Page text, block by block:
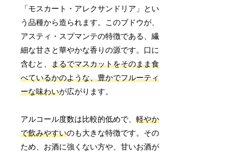
「モスカート・アレクサンドリア」とい
う品種から造られます。このブドウが、
アスティ・スプマンテの特徴である、繊
細な甘さと華やかな香りの源です。口に
含むと、まるでマスカットをそのまま食
べているかのような、豊かでフルーティ
ーな味わいが広がります。
アルコール度数は比較的低めで、軽やか
で飲みやすいのも大きな特徴です。その
ため、お酒に強くない方や、甘いお酒が